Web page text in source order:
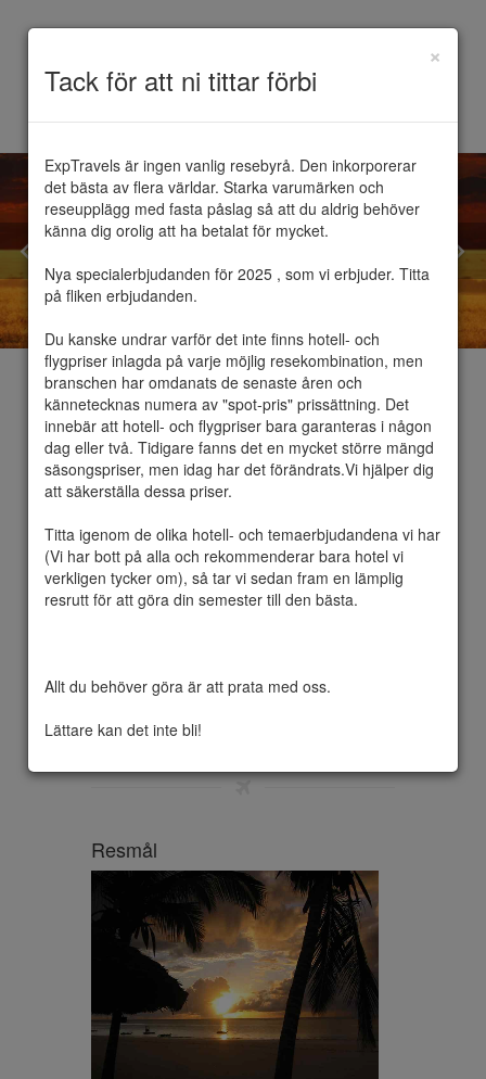
Tack för att ni tittar förbi
×
ExpTravels är ingen vanlig resebyrå. Den inkorporerar
det bästa av flera världar. Starka varumärken och
reseupplägg med fasta påslag så att du aldrig behöver
känna dig orolig att ha betalat för mycket.
Nya specialerbjudanden för 2025 , som vi erbjuder. Titta
på fliken erbjudanden.
Du kanske undrar varför det inte finns hotell- och
flygpriser inlagda på varje möjlig resekombination, men
branschen har omdanats de senaste åren och
kännetecknas numera av "spot-pris" prissättning. Det
innebär att hotell- och flygpriser bara garanteras i någon
dag eller två. Tidigare fanns det en mycket större mängd
säsongspriser, men idag har det förändrats.Vi hjälper dig
att säkerställa dessa priser.
Titta igenom de olika hotell- och temaerbjudandena vi har
(Vi har bott på alla och rekommenderar bara hotel vi
verkligen tycker om), så tar vi sedan fram en lämplig
resrutt för att göra din semester till den bästa.
Allt du behöver göra är att prata med oss.
Lättare kan det inte bli!
Safari
En afrikansk safari är inte en passiv
upplevelse. Det handlar inte bara om att
glimta på djurlivet. Du är delaktig i denna
Låt oss göra din perfekta Safari resan, vilket
Utan en upplevelsa för livet
Resmål